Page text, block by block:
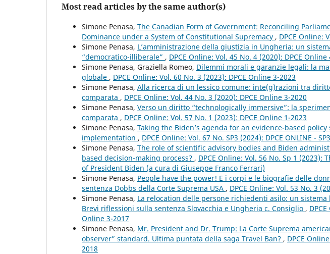
Most read articles by the same author(s)
Simone Penasa, The Canadian Form of Government: Reconciling
Dominance under a System of Constitutional Supremacy , DPCE Online:
Simone Penasa, L’amministrazione della giustizia in Ungheria: un
“democratico-illiberale” , DPCE Online: Vol. 45 No. 4 (2020): DPCE Online
Simone Penasa, Graziella Romeo, Dilemmi morali e garanzie legali: la
globale , DPCE Online: Vol. 60 No. 3 (2023): DPCE Online 3-2023
Simone Penasa, Alla ricerca di un lessico comune: inte(g)razioni tra
comparata , DPCE Online: Vol. 44 No. 3 (2020): DPCE Online 3-2020
Simone Penasa, Verso un diritto “technologically immersive”: la
comparata , DPCE Online: Vol. 57 No. 1 (2023): DPCE Online 1-2023
Simone Penasa, Taking the Biden’s agenda for an evidence-based
implementation , DPCE Online: Vol. 67 No. SP3 (2024): DPCE ONLINE -
Simone Penasa, The role of scientific advisory bodies and Biden
based decision-making process? , DPCE Online: Vol. 56 No. Sp 1
of President Biden (a cura di Giuseppe Franco Ferrari)
Simone Penasa, People have the power! E i corpi e le biografie delle
sentenza Dobbs della Corte Suprema USA , DPCE Online: Vol. 53 No. 3
Simone Penasa, La relocation delle persone richiedenti asilo: un
Brevi riflessioni sulla sentenza Slovacchia e Ungheria c. Consiglio ,
Online 3-2017
Simone Penasa, Mr. President and Dr. Trump: La Corte Suprema
observer” standard. Ultima puntata della saga Travel Ban? , DPCE
2018